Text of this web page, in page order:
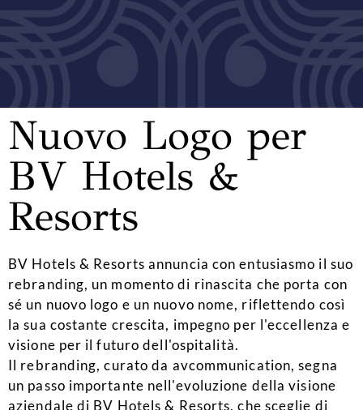
Nuovo Logo per
BV Hotels &
Resorts
BV Hotels & Resorts annuncia con entusiasmo il suo
rebranding, un momento di rinascita che porta con
sé un nuovo logo e un nuovo nome, riflettendo così
la sua costante crescita, impegno per l'eccellenza e
visione per il futuro dell'ospitalità.
Il rebranding, curato da avcommunication, segna
un passo importante nell'evoluzione della visione
aziendale di BV Hotels & Resorts, che sceglie di